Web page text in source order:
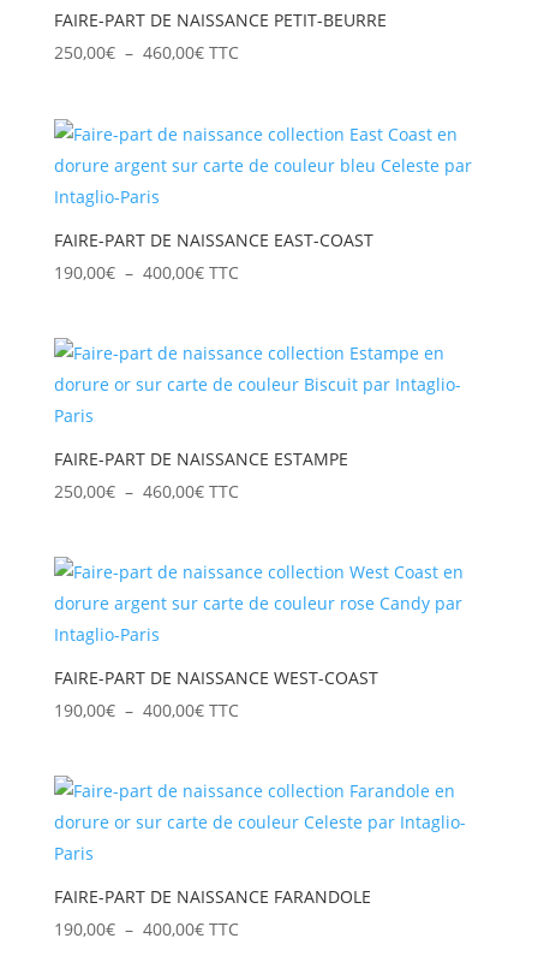
FAIRE-PART DE NAISSANCE PETIT-BEURRE
250,00€ – 460,00€Plage
250,00€
à
TTC
FAIRE-PART DE NAISSANCE EAST-COAST
190,00€ – 400,00€Plage
190,00€
à
TTC
FAIRE-PART DE NAISSANCE ESTAMPE
250,00€ – 460,00€Plage
250,00€
à
TTC
FAIRE-PART DE NAISSANCE WEST-COAST
190,00€ – 400,00€Plage
190,00€
à
TTC
FAIRE-PART DE NAISSANCE FARANDOLE
190,00€ – 400,00€Plage
TTC